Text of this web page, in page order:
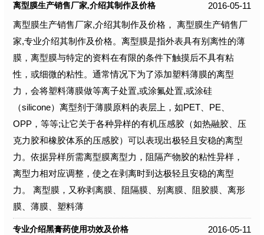
离型膜生产销售厂家,介绍其制作及价格
2016-05-11
离型膜生产销售厂家,介绍其制作及价格， 离型膜生产销售厂
家,专业介绍其制作及价格。离型膜是指外表具有别离性的薄
膜，离型膜与特定的资料在有限的条件下触摸后不具有粘
性，或细微的粘性。通常情况下为了添加塑料薄膜的离型
力，会将塑料薄膜做等离子处置,或涂氟处置,或涂硅
（silicone）离型剂于薄膜原料的表层上，如PET、PE、
OPP，等等;让它关于各种异样的有机压感胶（如热融胶、压
克力胶和橡胶体系的压感胶）可以表现出极轻且安稳的离型
力。依据异样所需离型膜离型力，阻隔产物胶的粘性异样，
离型力相对应调整，使之在剥离时到达极轻且安稳的离型
力。 离型膜，又称剥离膜、阻隔膜、别离膜、阻胶膜、离形
膜、薄膜、塑料薄
专业介绍黑膏药使用功效及价格
2016-05-11